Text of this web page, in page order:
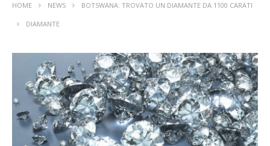
HOME NEWS BOTSWANA: TROVATO UN DIAMANTE DA 1100 CARATI
DIAMANTE